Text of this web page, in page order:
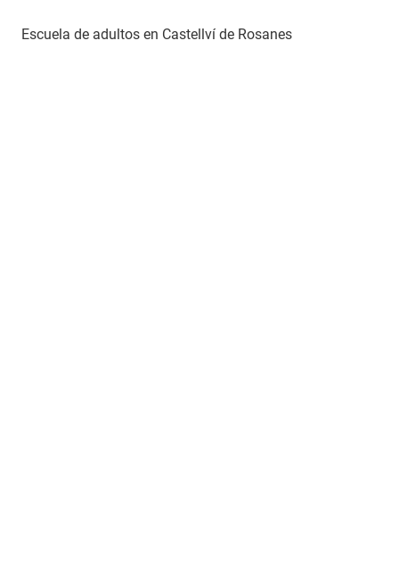
Escuela de adultos en Castellví de Rosanes